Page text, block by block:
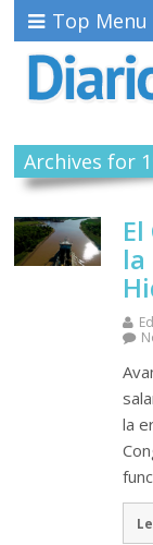
Top Menu
Archives for
la